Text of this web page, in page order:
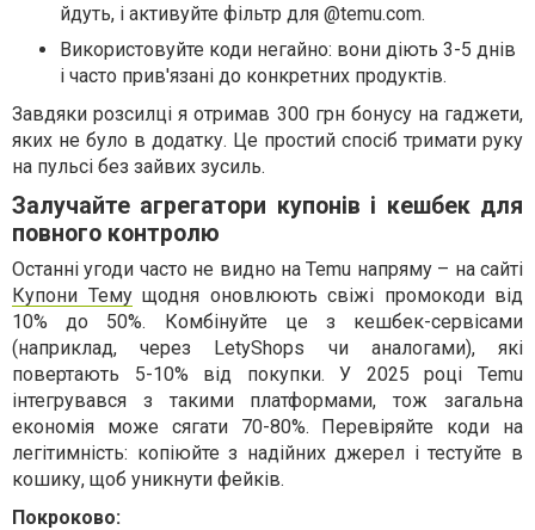
йдуть, і активуйте фільтр для @temu.com.
Використовуйте коди негайно: вони діють 3-5 днів
і часто прив'язані до конкретних продуктів.
Завдяки розсилці я отримав 300 грн бонусу на гаджети,
яких не було в додатку. Це простий спосіб тримати руку
на пульсі без зайвих зусиль.
Залучайте агрегатори купонів і кешбек для
повного контролю
Останні угоди часто не видно на Temu напряму – на сайті
Купони Темущодня оновлюють свіжі промокоди від
10% до 50%. Комбінуйте це з кешбек-сервісами
(наприклад, через LetyShops чи аналогами), які
повертають 5-10% від покупки. У 2025 році Temu
інтегрувався з такими платформами, тож загальна
економія може сягати 70-80%. Перевіряйте коди на
легітимність: копіюйте з надійних джерел і тестуйте в
кошику, щоб уникнути фейків.
Покроково: